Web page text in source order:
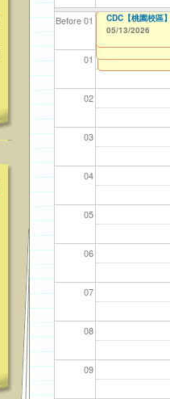
Before 01
01
02
03
04
05
06
07
08
09
【資網處】
整合系統～表單
【財務處】工讀
11/12/2021
【財務處】漏打
錄
114學年度前程
表(服務學習教師
114
114
【學
商品
教務
114
【財
【前程規劃處】
05/05/2026
【教學暨學習資
Teams線上同步
CDC【台北校區
05/13/2026
CDC【桃園校區
05/13/2026